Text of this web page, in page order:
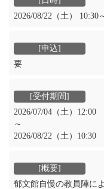
2026/08/22（土） 10:30
要
2026/07/04（土）12:00
～
2026/08/22（土）10:30
郁文館自慢の教員陣に